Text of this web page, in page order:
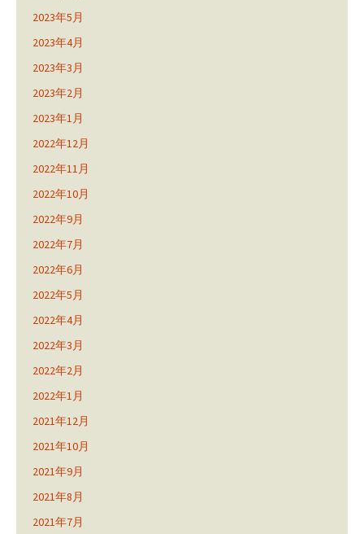
2023年5月
2023年4月
2023年3月
2023年2月
2023年1月
2022年12月
2022年11月
2022年10月
2022年9月
2022年7月
2022年6月
2022年5月
2022年4月
2022年3月
2022年2月
2022年1月
2021年12月
2021年10月
2021年9月
2021年8月
2021年7月